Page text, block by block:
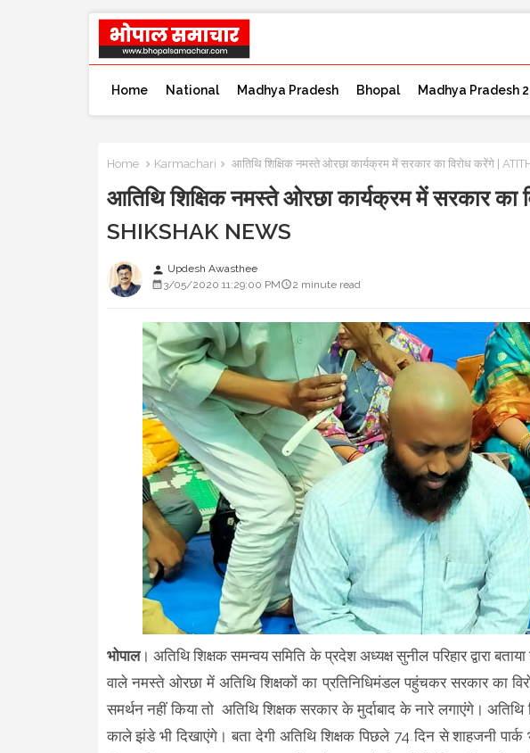
Home National Madhya Pradesh Bhopal Madhya Pradesh 2
Home Karmachari आतिथि शिक्षिक नमस्ते ओरछा कार्यक्रम में सरकार का विरोध करेंगे |
आतिथि शिक्षिक नमस्ते ओरछा कार्यक्रम में सरकार का
SHIKSHAK NEWS
person Updesh Awasthee
3/05/2020 11:29:00 PM
2 minute read
भोपाल। अतिथि शिक्षक समन्वय समिति के प्रदेश अध्यक्ष सुनील परिहार द्वारा
वाले नमस्ते ओरछा में अतिथि शिक्षकों का प्रतिनिधिमंडल पहुंचकर सरकार का
समर्थन नहीं किया तो अतिथि शिक्षक सरकार के मुर्दाबाद के नारे लगाएंगे।
काले झंडे भी दिखाएंगे। बता देगी अतिथि शिक्षक पिछले 74 दिन से शाहजनी